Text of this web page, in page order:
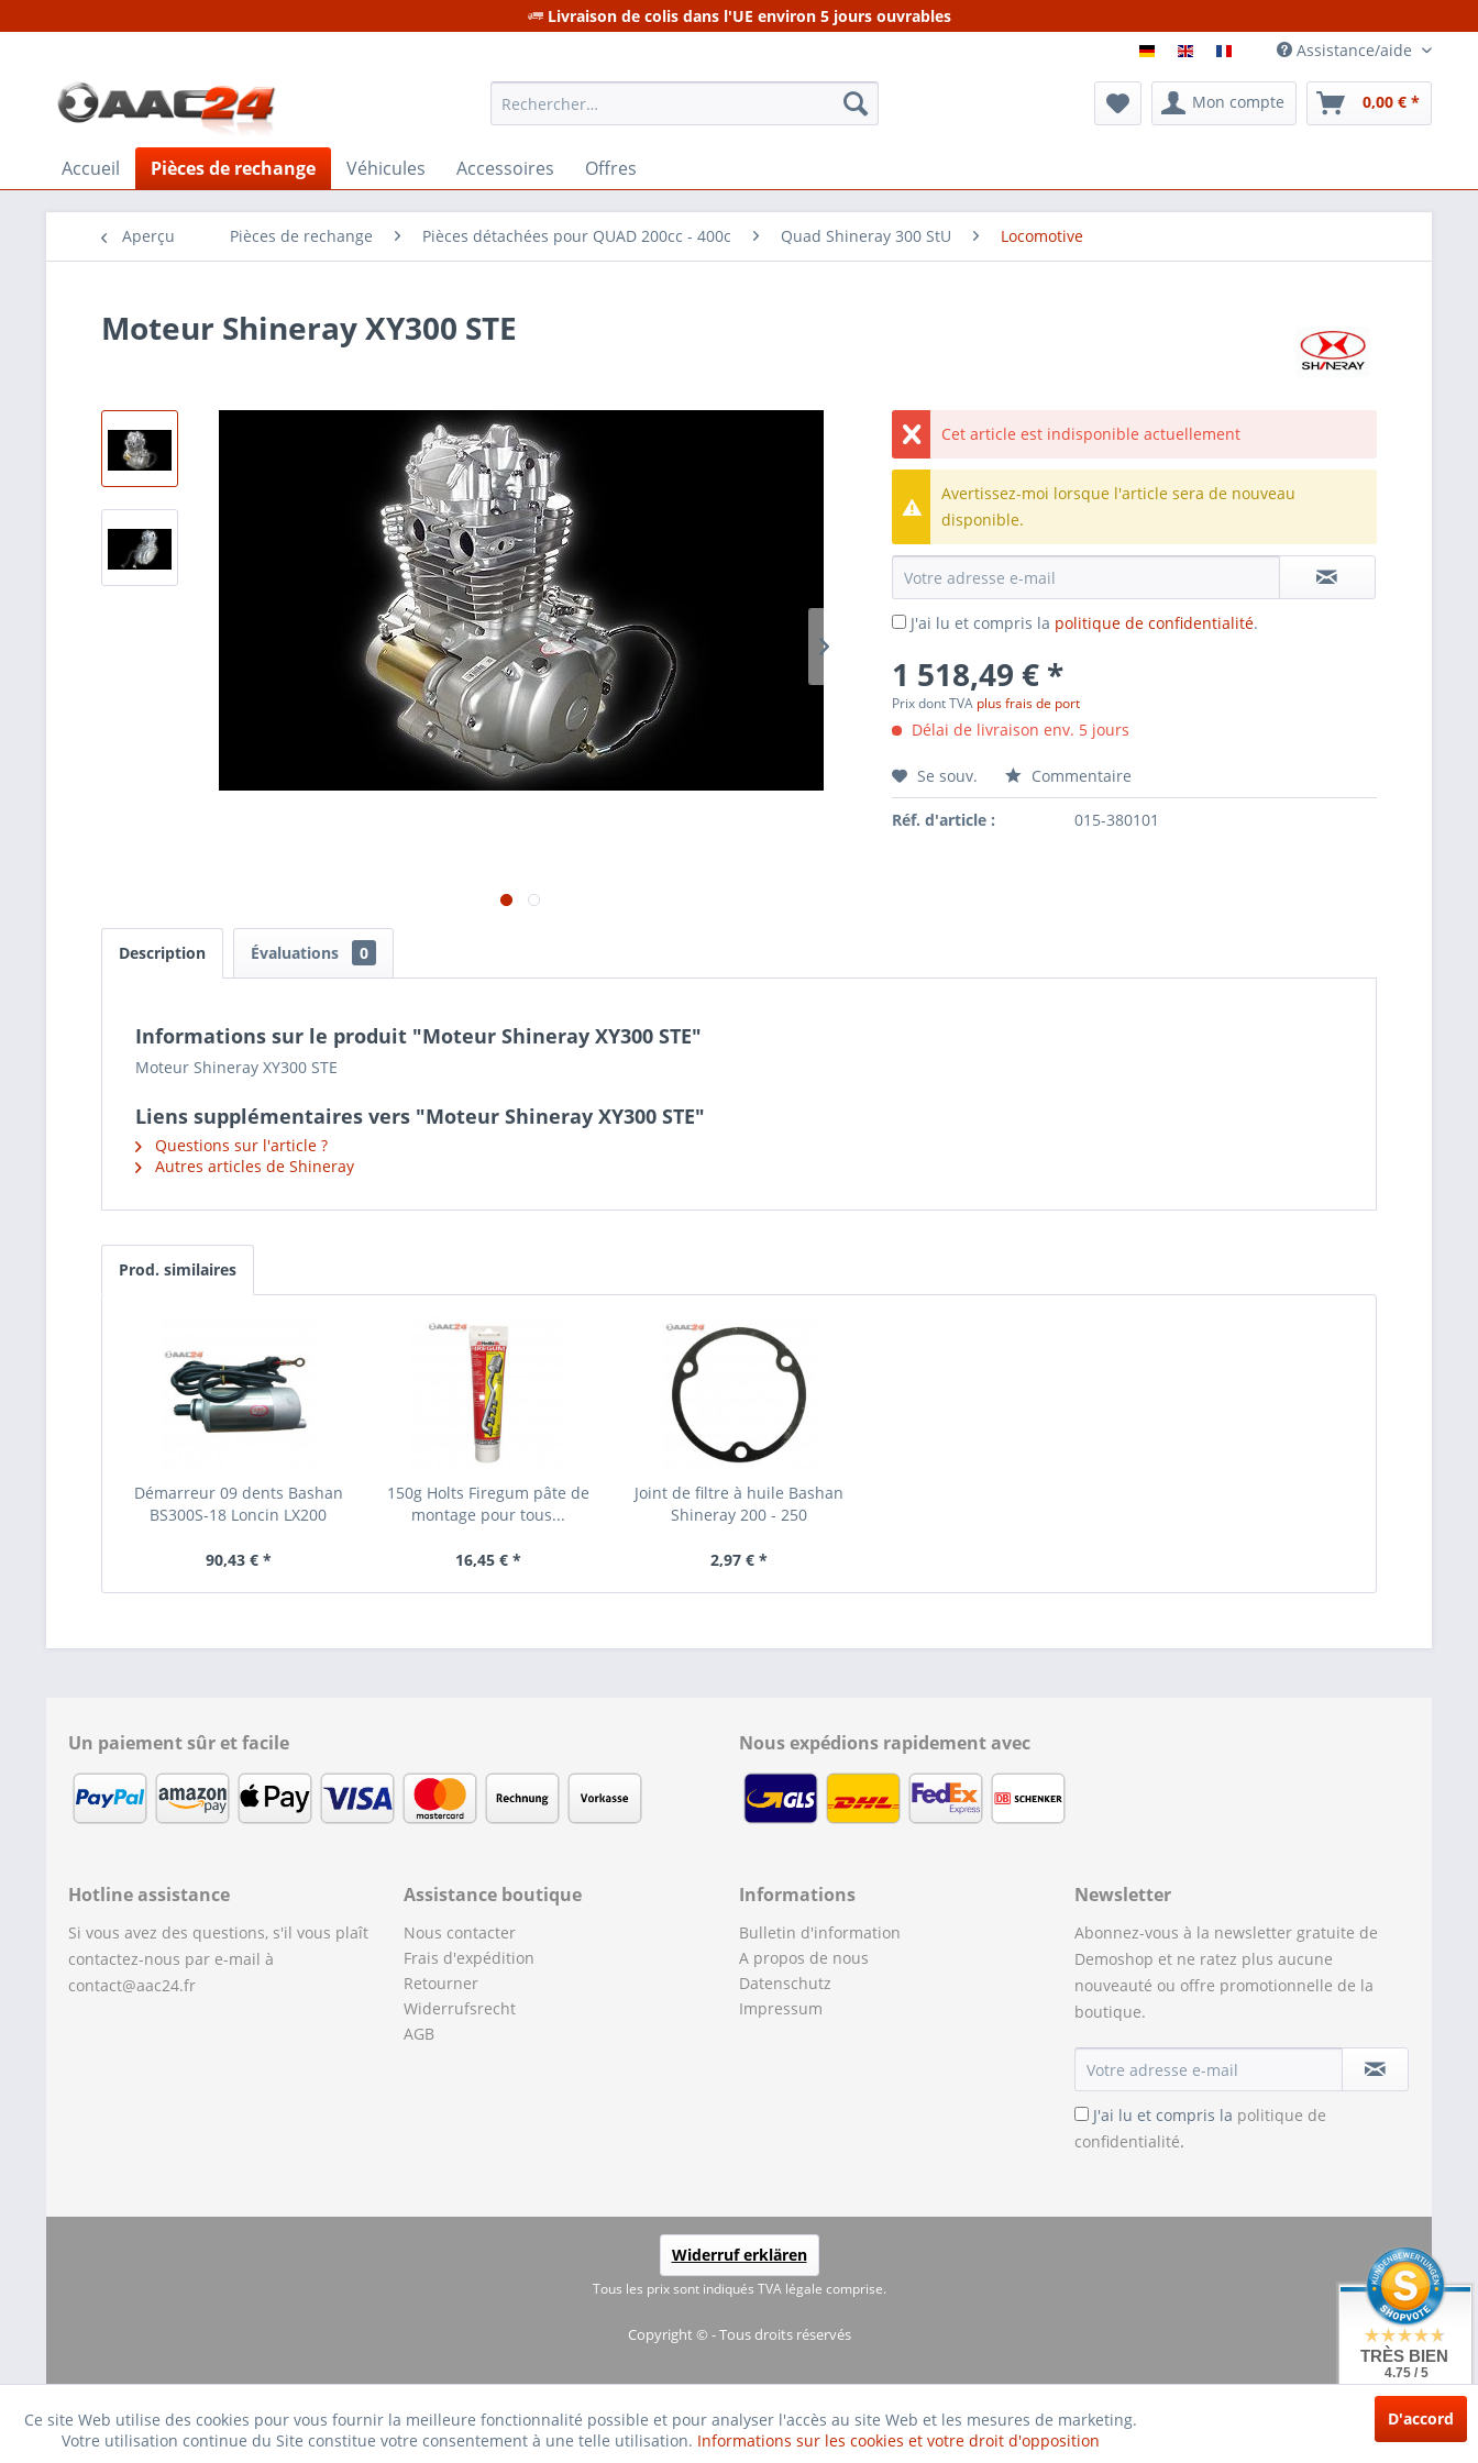
Livraison de colis dans l'UE environ 5 jours ouvrables
Assistance/aide
Mon compte 0,00 € *
Accueil Pièces de rechange Véhicules Accessoires Offres
Aperçu Pièces de rechange Pièces détachées pour QUAD 200cc - 400c Quad Shineray 300 StU Locomotive
Moteur Shineray XY300 STE
Cet article est indisponible actuellement
Avertissez-moi lorsque l'article sera de nouveau
disponible.
J'ai lu et compris la politique de confidentialité.
1 518,49 € *
Prix dont TVA plus frais de port
Délai de livraison env. 5 jours
Se souv. Commentaire
Réf. d'article : 015-380101
Description Évaluations 0
Informations sur le produit "Moteur Shineray XY300 STE"
Moteur Shineray XY300 STE
Liens supplémentaires vers "Moteur Shineray XY300 STE"
Questions sur l'article ?
Autres articles de Shineray
Prod. similaires
Démarreur 09 dents Bashan
BS300S-18 Loncin LX200
90,43 € *
150g Holts Firegum pâte de
montage pour tous...
16,45 € *
Joint de filtre à huile Bashan
Shineray 200 - 250
2,97 € *
Un paiement sûr et facile Nous expédions rapidement avec
Hotline assistance
Si vous avez des questions, s'il vous plaît
contactez-nous par e-mail à
contact@aac24.fr
Assistance boutique
Nous contacter
Frais d'expédition
Retourner
Widerrufsrecht
AGB
Informations
Bulletin d'information
A propos de nous
Datenschutz
Impressum
Newsletter
Abonnez-vous à la newsletter gratuite de
Demoshop et ne ratez plus aucune
nouveauté ou offre promotionnelle de la
boutique.
J'ai lu et compris la politique de
confidentialité.
Widerruf erklären
Tous les prix sont indiqués TVA légale comprise.
Copyright © - Tous droits réservés
Ce site Web utilise des cookies pour vous fournir la meilleure fonctionnalité possible et pour analyser l'accès au site Web et les mesures de marketing.
Votre utilisation continue du Site constitue votre consentement à une telle utilisation. Informations sur les cookies et votre droit d'opposition
D'accord
TRÈS BIEN
4.75 / 5
de 20 Évaluations
à: shopvote.de